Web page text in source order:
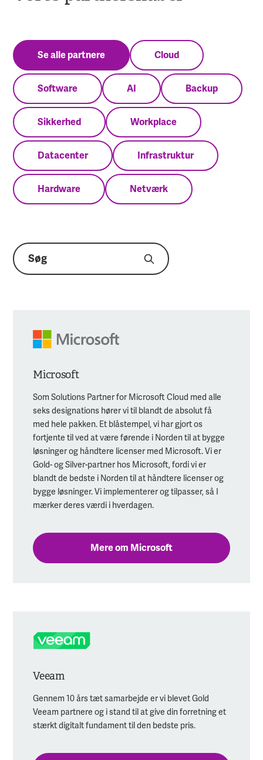
Se alle partnere Cloud
Software AI Backup
Sikkerhed Workplace
Datacenter Infrastruktur
Hardware Netværk
Microsoft
Som Solutions Partner for Microsoft Cloud med alle
seks designations hører vi til blandt de absolut få
med hele pakken. Et blåstempel, vi har gjort os
fortjente til ved at være førende i Norden til at bygge
løsninger og håndtere licenser med Microsoft. Vi er
Gold- og Silver-partner hos Microsoft, fordi vi er
blandt de bedste i Norden til at håndtere licenser og
bygge løsninger. Vi implementerer og tilpasser, så I
mærker deres værdi i hverdagen.
Mere om Microsoft
Veeam
Gennem 10 års tæt samarbejde er vi blevet Gold
Veeam partnere og i stand til at give din forretning et
stærkt digitalt fundament til den bedste pris.